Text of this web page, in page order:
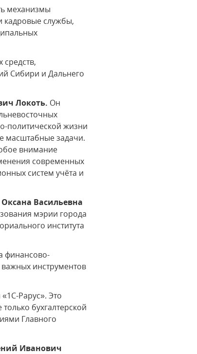
механизмы
кадровые службы,
Сибири и Дальнего
Локоть. Он
политической жизни
масштабные задачи.
внимание
современных
систем учёта и
Оксана Васильевна
мэрии города
института
финансово-
инструментов
Рарус». Это
бухгалтерской
Главного
Иванович